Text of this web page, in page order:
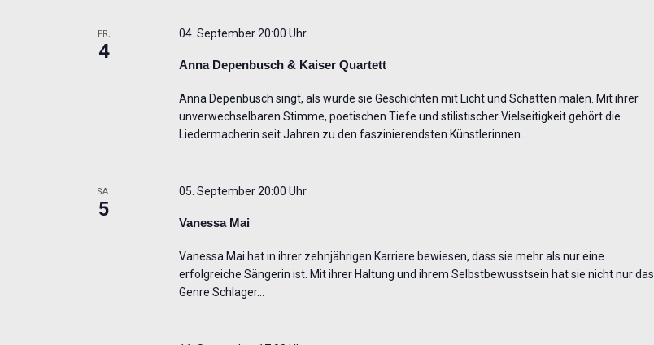
FR.
4
Anna Depenbusch & Kaiser Quartett
04. September 20:00 Uhr
Anna Depenbusch singt, als würde sie Geschichten mit Licht und Schatten malen. Mit ihrer
unverwechselbaren Stimme, poetischen Tiefe und stilistischer Vielseitigkeit gehört die
Liedermacherin seit Jahren zu den faszinierendsten Künstlerinnen…
SA.
5
Vanessa Mai
05. September 20:00 Uhr
Vanessa Mai hat in ihrer zehnjährigen Karriere bewiesen, dass sie mehr als nur eine
erfolgreiche Sängerin ist. Mit ihrer Haltung und ihrem Selbstbewusstsein hat sie nicht nur das
Genre Schlager…